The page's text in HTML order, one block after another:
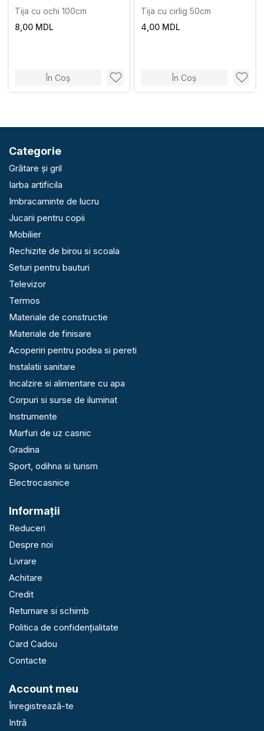
Tija cu ochi 100cm
8,00 MDL
În Coș
Tija cu cirlig 50cm
4,00 MDL
În Coș
Categorie
Grătare și gril
Iarba artificila
Imbracaminte de lucru
Jucarii pentru copii
Mobilier
Rechizite de birou si scoala
Seturi pentru bauturi
Televizor
Termos
Materiale de constructie
Materiale de finisare
Acoperiri pentru podea si pereti
Instalatii sanitare
Incalzire si alimentare cu apa
Corpuri si surse de iluminat
Instrumente
Marfuri de uz casnic
Gradina
Sport, odihna si turism
Electrocasnice
Informaţii
Reduceri
Despre noi
Livrare
Achitare
Credit
Returnare si schimb
Politica de confidențialitate
Card Cadou
Contacte
Account meu
Înregistrează-te
Intră